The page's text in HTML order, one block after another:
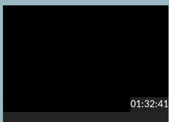
01:32:41